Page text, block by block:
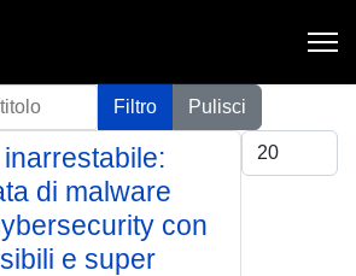
Filtro
Pulisci
Visualizza #
di malware
con
e super